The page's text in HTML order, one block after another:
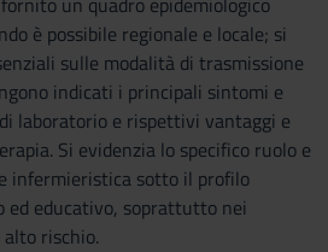
è possibile regionale e locale; si
sulle modalità di trasmissione
indicati i principali sintomi e
laboratorio e rispettivi vantaggi e
Si evidenzia lo specifico ruolo e
infermieristica sotto il profilo
ed educativo, soprattutto nei
rischio.